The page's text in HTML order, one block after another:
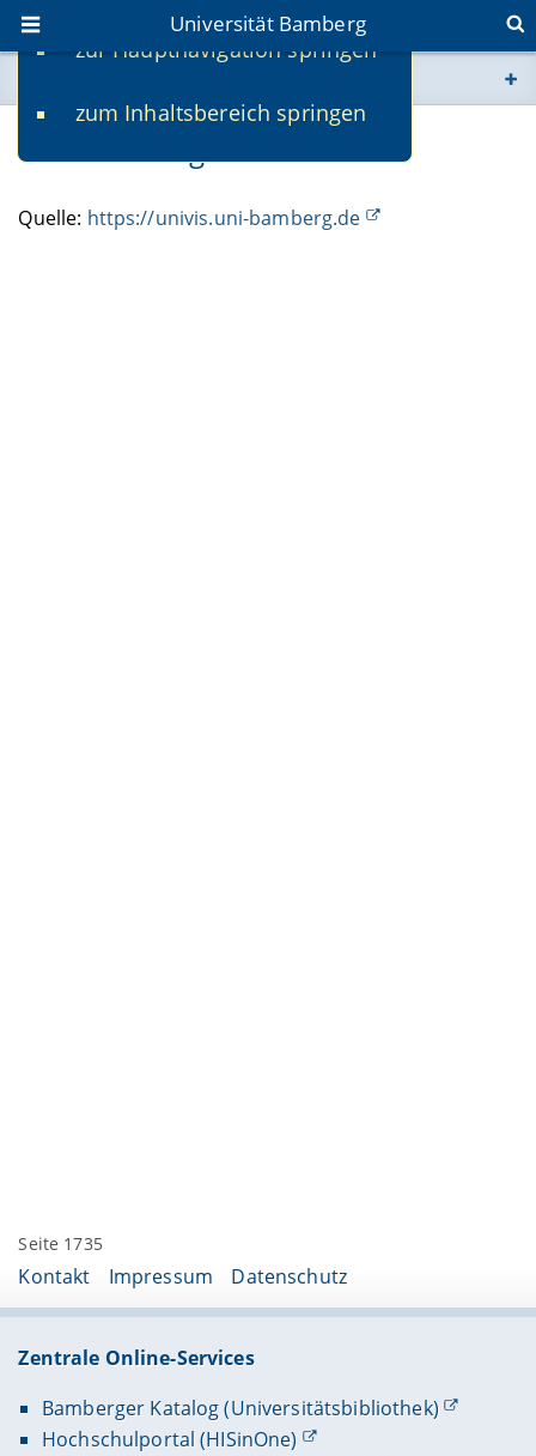
zur Hauptnavigation springen
zum Inhaltsbereich springen
Universität Bamberg
www.uni-bamberg.de
Veranstaltungskalender
Quelle: https://univis.uni-bamberg.de
Seite 1735
Kontakt Impressum Datenschutz
Zentrale Online-Services
Bamberger Katalog (Universitätsbibliothek)
Hochschulportal (HISinOne)